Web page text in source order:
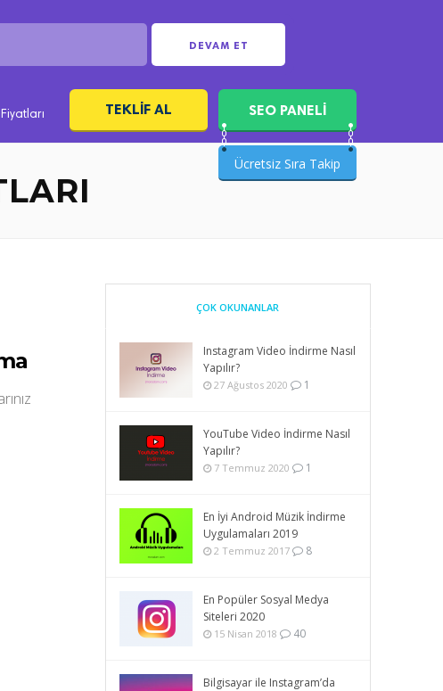
DEVAM ET
TEKLIF AL SEO PANELİ
Ücretsiz Sıra Takip
ÇOK OKUNANLAR
Instagram Video İndirme Nasıl
Yapılır?
27 Ağustos 2020 1
YouTube Video İndirme Nasıl
Yapılır?
7 Temmuz 2020 1
En İyi Android Müzik İndirme
Uygulamaları 2019
2 Temmuz 2017 8
En Popüler Sosyal Medya
Siteleri 2020
15 Nisan 2018 40
Bilgisayar ile Instagram’da